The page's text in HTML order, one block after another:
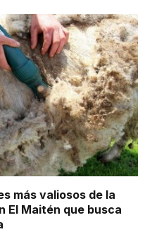
más valiosos de la
El Maitén que busca